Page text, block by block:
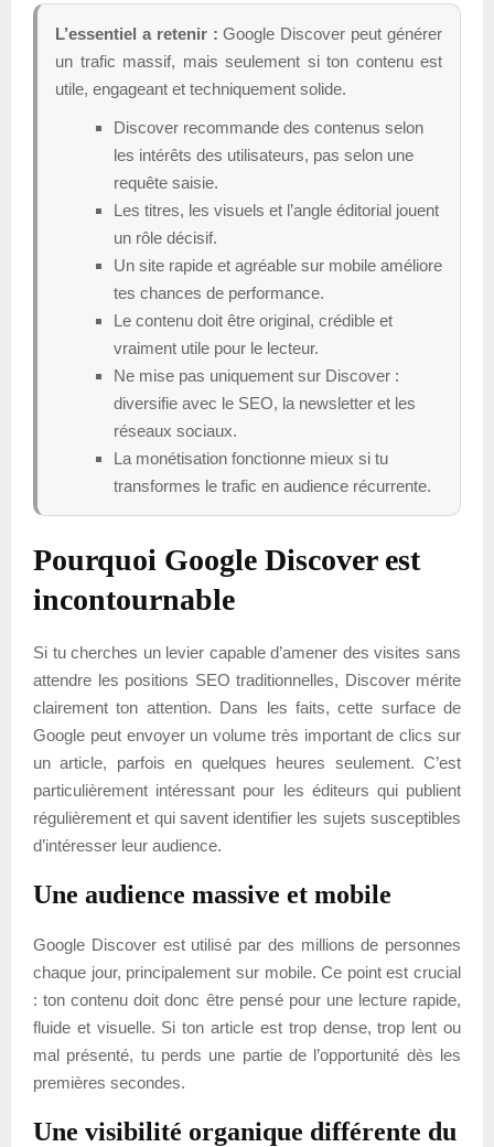
L’essentiel a retenir : Google Discover peut générer
un trafic massif, mais seulement si ton contenu est
utile, engageant et techniquement solide.
Discover recommande des contenus selon
les intérêts des utilisateurs, pas selon une
requête saisie.
Les titres, les visuels et l’angle éditorial jouent
un rôle décisif.
Un site rapide et agréable sur mobile améliore
tes chances de performance.
Le contenu doit être original, crédible et
vraiment utile pour le lecteur.
Ne mise pas uniquement sur Discover :
diversifie avec le SEO, la newsletter et les
réseaux sociaux.
La monétisation fonctionne mieux si tu
transformes le trafic en audience récurrente.
Pourquoi Google Discover est
incontournable
Si tu cherches un levier capable d’amener des visites sans
attendre les positions SEO traditionnelles, Discover mérite
clairement ton attention. Dans les faits, cette surface de
Google peut envoyer un volume très important de clics sur
un article, parfois en quelques heures seulement. C’est
particulièrement intéressant pour les éditeurs qui publient
régulièrement et qui savent identifier les sujets susceptibles
d’intéresser leur audience.
Une audience massive et mobile
Google Discover est utilisé par des millions de personnes
chaque jour, principalement sur mobile. Ce point est crucial
: ton contenu doit donc être pensé pour une lecture rapide,
fluide et visuelle. Si ton article est trop dense, trop lent ou
mal présenté, tu perds une partie de l’opportunité dès les
premières secondes.
Une visibilité organique différente du